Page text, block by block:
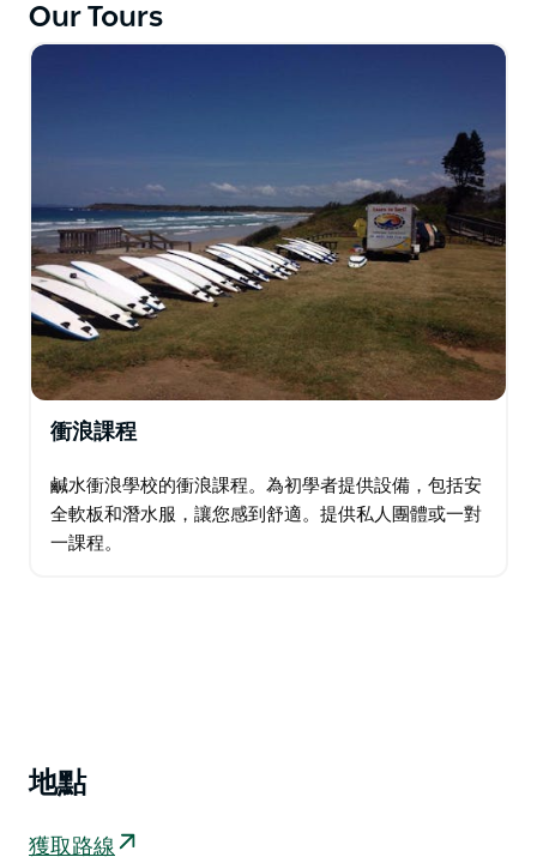
可以顯著提高您的衝浪水平的地步。
Our Tours
衝浪課程
鹹水衝浪學校的衝浪課程。為初學者提供設備，包括安
全軟板和潛水服，讓您感到舒適。提供私人團體或一對
一課程。
地點
獲取路線